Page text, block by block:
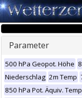
Parameter
500 hPa Geopot. Höhe
Niederschlag 2m Temp
850 hPa Pot. Äquiv. Temp